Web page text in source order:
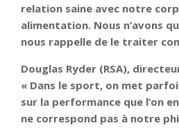
relation saine avec notre
alimentation. Nous n’avons
nous rappelle de le traiter
Douglas Ryder (RSA),
« Dans le sport, on met
sur la performance que l’on
ne correspond pas à notre